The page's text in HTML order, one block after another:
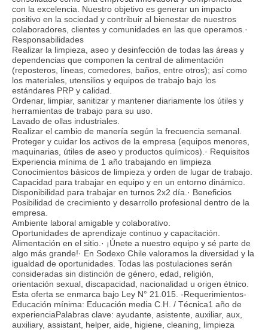
con la excelencia. Nuestro objetivo es generar un impacto
positivo en la sociedad y contribuir al bienestar de nuestros
colaboradores, clientes y comunidades en las que operamos.·
Responsabilidades
Realizar la limpieza, aseo y desinfección de todas las áreas y
dependencias que componen la central de alimentación
(reposteros, líneas, comedores, baños, entre otros); así como
los materiales, utensilios y equipos de trabajo bajo los
estándares PRP y calidad.
Ordenar, limpiar, sanitizar y mantener diariamente los útiles y
herramientas de trabajo para su uso.
Lavado de ollas industriales.
Realizar el cambio de manería según la frecuencia semanal.
Proteger y cuidar los activos de la empresa (equipos menores,
maquinarias, útiles de aseo y productos químicos).· Requisitos
Experiencia mínima de 1 año trabajando en limpieza
Conocimientos básicos de limpieza y orden de lugar de trabajo.
Capacidad para trabajar en equipo y en un entorno dinámico.
Disponibilidad para trabajar en turnos 2x2 día.· Beneficios
Posibilidad de crecimiento y desarrollo profesional dentro de la
empresa.
Ambiente laboral amigable y colaborativo.
Oportunidades de aprendizaje continuo y capacitación.
Alimentación en el sitio.· ¡Únete a nuestro equipo y sé parte de
algo más grande!· En Sodexo Chile valoramos la diversidad y la
igualdad de oportunidades. Todas las postulaciones serán
consideradas sin distinción de género, edad, religión,
orientación sexual, discapacidad, nacionalidad u origen étnico.
Esta oferta se enmarca bajo Ley N° 21.015. -Requerimientos-
Educación mínima: Educación media C.H. / Técnica1 año de
experienciaPalabras clave: ayudante, asistente, auxiliar, aux,
auxiliary, assistant, helper, aide, higiene, cleaning, limpieza